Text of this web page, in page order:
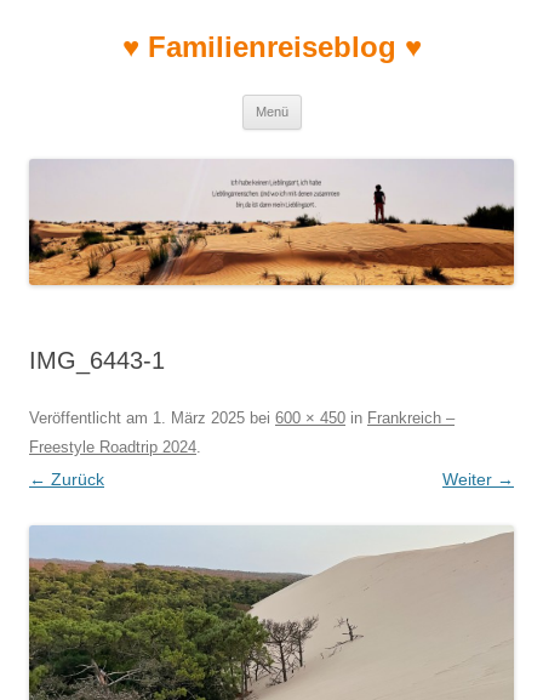
♥ Familienreiseblog ♥
Menü
IMG_6443-1
Veröffentlicht am 1. März 2025 bei 600 × 450 in Frankreich –
Freestyle Roadtrip 2024.
← Zurück Weiter →